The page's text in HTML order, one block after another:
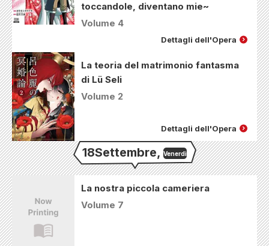
toccandole, diventano mie~
Volume 4
Dettagli dell'Opera
La teoria del matrimonio fantasma
di Lü Seli
Volume 2
Dettagli dell'Opera
18Settembre, Venerdì
La nostra piccola cameriera
Volume 7